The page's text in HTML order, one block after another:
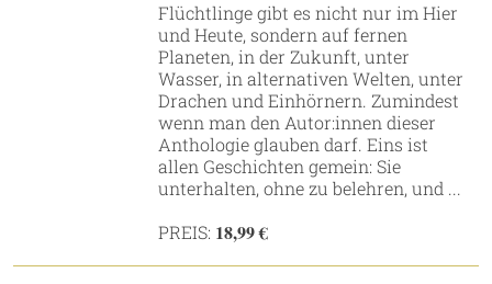
Flüchtlinge gibt es nicht nur im Hier
und Heute, sondern auf fernen
Planeten, in der Zukunft, unter
Wasser, in alternativen Welten, unter
Drachen und Einhörnern. Zumindest
wenn man den Autor:innen dieser
Anthologie glauben darf. Eins ist
allen Geschichten gemein: Sie
unterhalten, ohne zu belehren, und ...
PREIS: 18,99 €